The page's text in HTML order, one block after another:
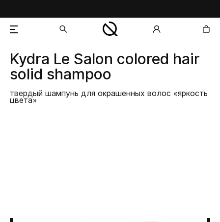
добавлен в корзину
Kydra Le Salon colored hair
solid shampoo
твердый шампунь для окрашенных волос «яркость
цвета»